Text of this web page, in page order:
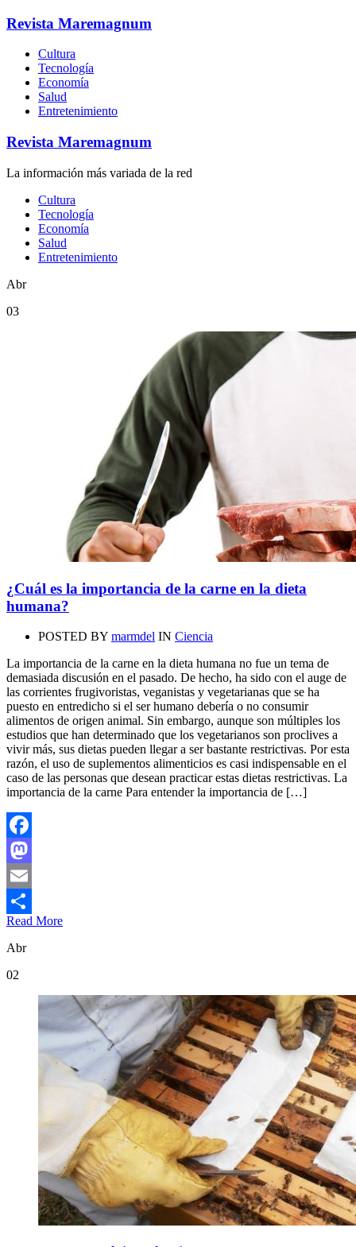
Revista Maremagnum
Cultura
Tecnología
Economía
Salud
Entretenimiento
Revista Maremagnum
La información más variada de la red
Cultura
Tecnología
Economía
Salud
Entretenimiento
Abr
03
¿Cuál es la importancia de la carne en la dieta
humana?
POSTED BY marmdel IN Ciencia
La importancia de la carne en la dieta humana no fue un tema de
demasiada discusión en el pasado. De hecho, ha sido con el auge de
las corrientes frugivoristas, veganistas y vegetarianas que se ha
puesto en entredicho si el ser humano debería o no consumir
alimentos de origen animal. Sin embargo, aunque son múltiples los
estudios que han determinado que los vegetarianos son proclives a
vivir más, sus dietas pueden llegar a ser bastante restrictivas. Por esta
razón, el uso de suplementos alimenticios es casi indispensable en el
caso de las personas que desean practicar estas dietas restrictivas. La
importancia de la carne Para entender la importancia de […]
Facebook
Mastodon
Email
Compartir
Read More
Abr
02